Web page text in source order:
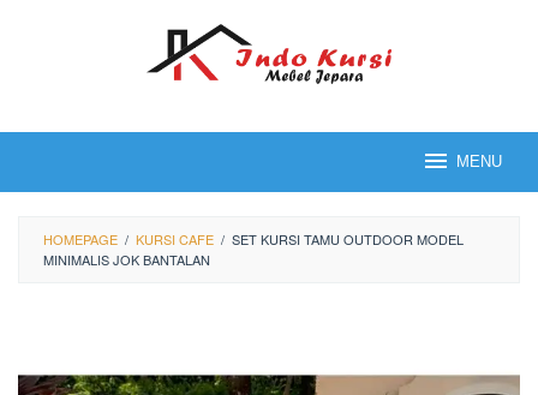
MENU
HOMEPAGE / KURSI CAFE / SET KURSI TAMU OUTDOOR MODEL
MINIMALIS JOK BANTALAN